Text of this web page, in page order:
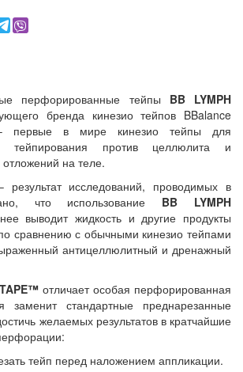
перфорированные тейпы BB LYMPH
бренда кинезио тейпов BBalance
первые в мире кинезио тейпы для
тейпирования против целлюлита и
на теле.
исследований, проводимых в
что использование BB LYMPH
выводит жидкость и другие продукты
сравнению с обычными кинезио тейпами
антицеллюлитный и дренажный
отличает особая перфорированная
заменит стандартные преднарезанные
желаемых результатов в кратчайшие
тейп перед наложением аппликации.